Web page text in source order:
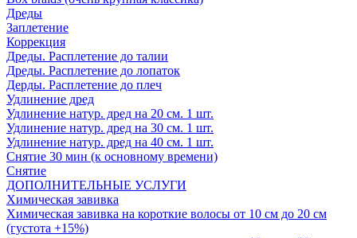
Дреды
Заплетение
Коррекция
Дреды. Расплетение до талии
Дреды. Расплетение до лопаток
Дерды. Расплетение до плеч
Удлинение дред
Удлинение натур. дред на 20 см. 1 шт.
Удлинение натур. дред на 30 см. 1 шт.
Удлинение натур. дред на 40 см. 1 шт.
Снятие 30 мин (к основному времени)
Снятие
ДОПОЛНИТЕЛЬНЫЕ УСЛУГИ
Химическая завивка
Химическая завивка на короткие волосы от 10 см до 20 см
(густота +15%)